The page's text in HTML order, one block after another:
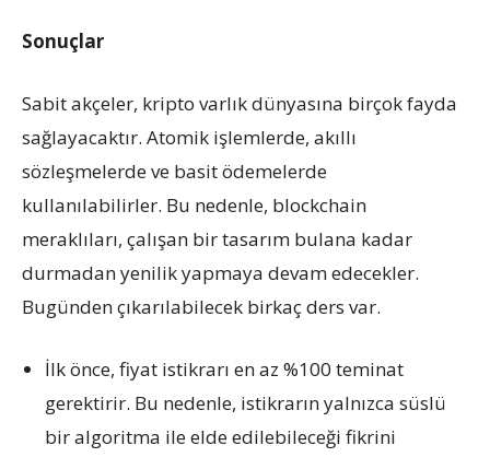
Sonuçlar
Sabit akçeler, kripto varlık dünyasına birçok fayda
sağlayacaktır. Atomik işlemlerde, akıllı
sözleşmelerde ve basit ödemelerde
kullanılabilirler. Bu nedenle, blockchain
meraklıları, çalışan bir tasarım bulana kadar
durmadan yenilik yapmaya devam edecekler.
Bugünden çıkarılabilecek birkaç ders var.
İlk önce, fiyat istikrarı en az %100 teminat
gerektirir. Bu nedenle, istikrarın yalnızca süslü
bir algoritma ile elde edilebileceği fikrini